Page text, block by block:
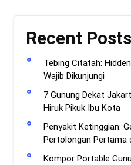
Recent Posts
Tebing Citatah:
Wajib Dikunjungi
7 Gunung Dekat
Hiruk Pikuk Ibu Kota
Penyakit Ketinggian:
Pertolongan Pertama
Kompor Portable